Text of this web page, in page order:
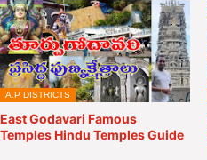
A.P DISTRICTS
East Godavari Famous
Temples Hindu Temples Guide